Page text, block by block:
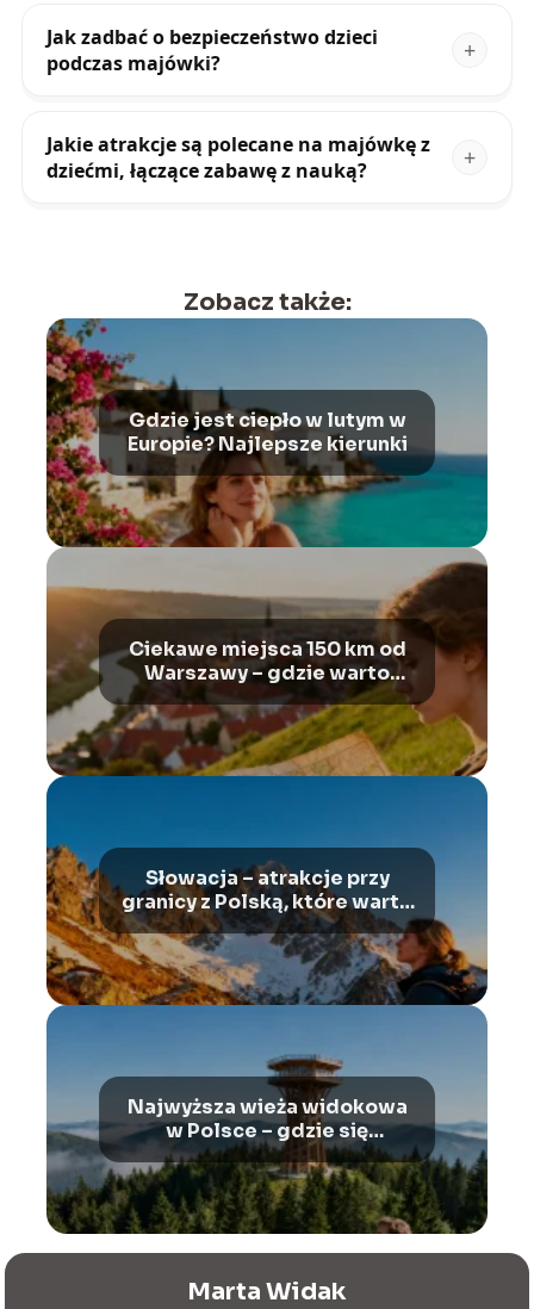
Jak zadbać o bezpieczeństwo dzieci
podczas majówki?
Jakie atrakcje są polecane na majówkę z
dziećmi, łączące zabawę z nauką?
Zobacz także:
Gdzie jest ciepło w lutym w
Europie? Najlepsze kierunki
Ciekawe miejsca 150 km od
Warszawy – gdzie warto
pojechać?
Słowacja – atrakcje przy
granicy z Polską, które warto
zobaczyć
Najwyższa wieża widokowa
w Polsce – gdzie się
znajduje?
Marta Widak